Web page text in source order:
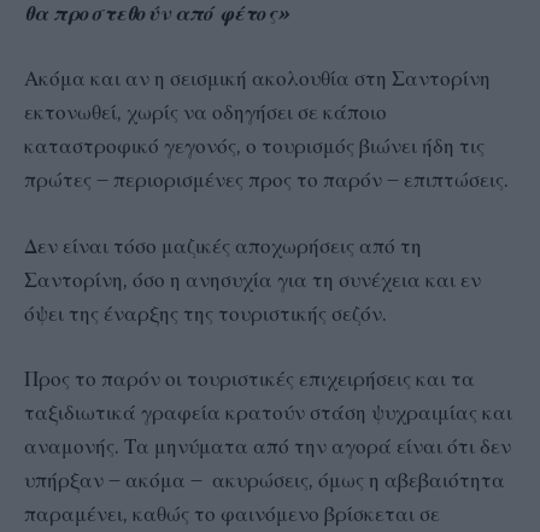
θα προστεθούν από φέτος»
Ακόμα και αν η σεισμική ακολουθία στη Σαντορίνη
εκτονωθεί, χωρίς να οδηγήσει σε κάποιο
καταστροφικό γεγονός, ο τουρισμός βιώνει ήδη τις
πρώτες – περιορισμένες προς το παρόν – επιπτώσεις.
Δεν είναι τόσο μαζικές αποχωρήσεις από τη
Σαντορίνη, όσο η ανησυχία για τη συνέχεια και εν
όψει της έναρξης της τουριστικής σεζόν.
Προς το παρόν οι τουριστικές επιχειρήσεις και τα
ταξιδιωτικά γραφεία κρατούν στάση ψυχραιμίας και
αναμονής. Τα μηνύματα από την αγορά είναι ότι δεν
υπήρξαν – ακόμα – ακυρώσεις, όμως η αβεβαιότητα
παραμένει, καθώς το φαινόμενο βρίσκεται σε